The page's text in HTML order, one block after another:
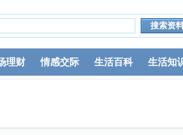
理财 情感交际 生活百科 生活知